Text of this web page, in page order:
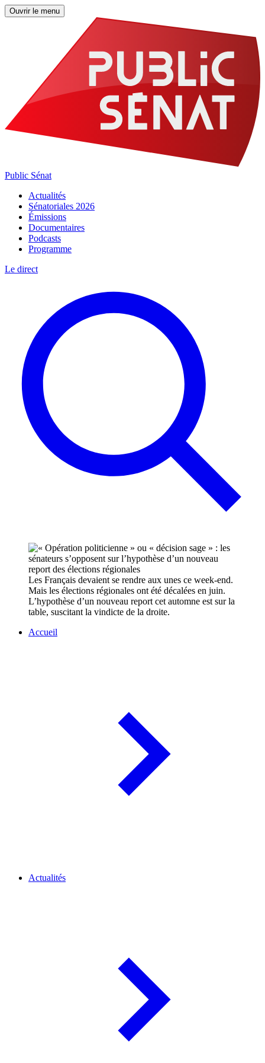
Ouvrir le menu
Public Sénat
Actualités
Sénatoriales 2026
Émissions
Documentaires
Podcasts
Programme
Le direct
Les Français devaient se rendre aux unes ce week-end.
Mais les élections régionales ont été décalées en juin.
L’hypothèse d’un nouveau report cet automne est sur la
table, suscitant la vindicte de la droite.
Accueil
Actualités